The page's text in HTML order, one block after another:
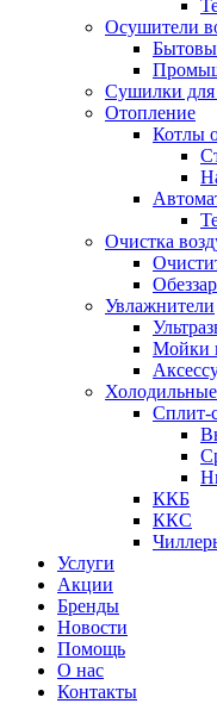
Осушители
Сушилки для
Отопление
Котлы
Очистка
Увлажнители
Мойки
Сплит-
ККБ
ККС
Услуги
Акции
Бренды
Новости
Помощь
О нас
Контакты